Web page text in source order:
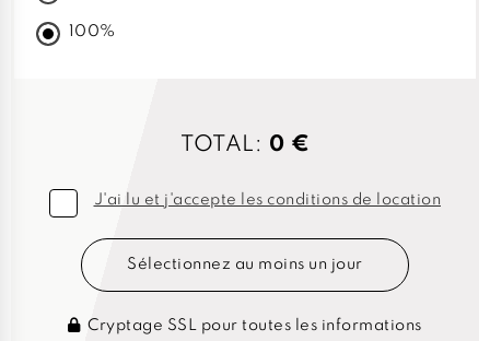
100%
TOTAL: 0 €
J'ai lu et j'accepte les conditions de location
Sélectionnez au moins un jour
Cryptage SSL pour toutes les informations